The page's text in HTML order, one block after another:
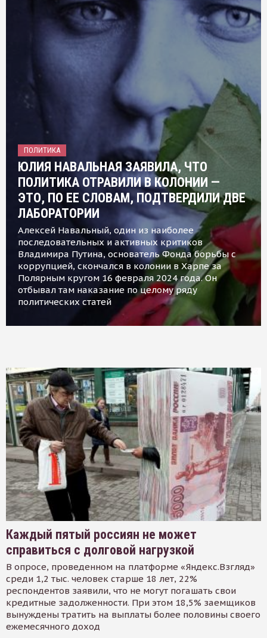
ПОЛИТИКА
ЮЛИЯ НАВАЛЬНАЯ ЗАЯВИЛА, ЧТО
ПОЛИТИКА ОТРАВИЛИ В КОЛОНИИ —
ЭТО, ПО ЕЕ СЛОВАМ, ПОДТВЕРДИЛИ ДВЕ
ЛАБОРАТОРИИ
Алексей Навальный, один из наиболее
последовательных и активных критиков
Владимира Путина, основатель Фонда борьбы с
коррупцией, скончался в колонии в Харпе за
Полярным кругом 16 февраля 2024 года. Он
отбывал там наказание по целому ряду
политических статей
Каждый пятый россиян не может
справиться с долговой нагрузкой
В опросе, проведенном на платформе «Яндекс.Взгляд»
среди 1,2 тыс. человек старше 18 лет, 22%
респондентов заявили, что не могут погашать свои
кредитные задолженности. При этом 18,5% заемщиков
вынуждены тратить на выплаты более половины своего
ежемесячного доход